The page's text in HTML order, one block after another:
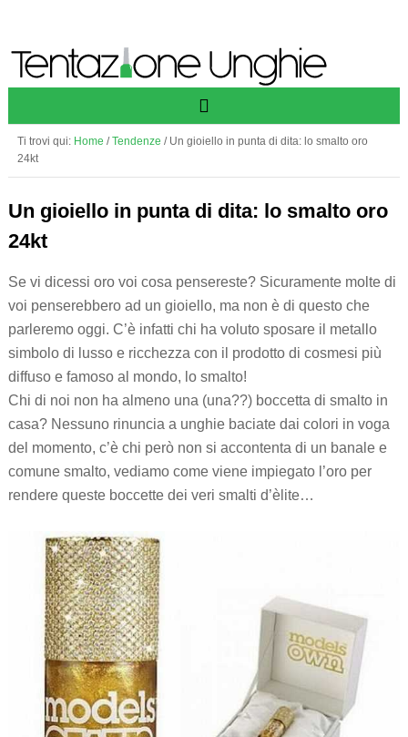
Ti trovi qui: Home / Tendenze /Un gioiello in punta di dita: lo smalto oro
24kt
Un gioiello in punta di dita: lo smalto oro
24kt
Se vi dicessi oro voi cosa pensereste? Sicuramente molte di
voi penserebbero ad un gioiello, ma non è di questo che
parleremo oggi. C’è infatti chi ha voluto sposare il metallo
simbolo di lusso e ricchezza con il prodotto di cosmesi più
diffuso e famoso al mondo, lo smalto!
Chi di noi non ha almeno una (una??) boccetta di smalto in
casa? Nessuno rinuncia a unghie baciate dai colori in voga
del momento, c’è chi però non si accontenta di un banale e
comune smalto, vediamo come viene impiegato l’oro per
rendere queste boccette dei veri smalti d’èlite…